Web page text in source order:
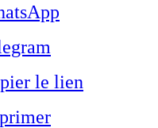
le lien